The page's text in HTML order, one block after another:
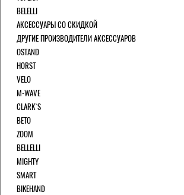
BELELLI
АКСЕССУАРЫ СО СКИДКОЙ
ДРУГИЕ ПРОИЗВОДИТЕЛИ АКСЕССУАРОВ
OSTAND
HORST
VELO
M-WAVE
CLARK`S
BETO
ZOOM
BELLELLI
MIGHTY
SMART
BIKEHAND